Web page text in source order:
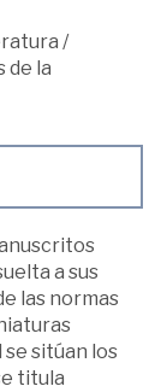
/
de la
a sus
las normas
sitúan los
titula